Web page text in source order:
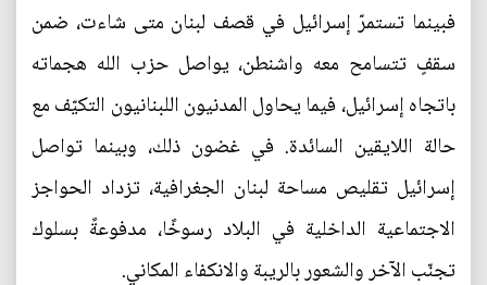
فبينما تستمرّ إسرائيل في قصف لبنان متى شاءت، ضمن
سقفٍ تتسامح معه واشنطن، يواصل حزب الله هجماته
باتجاه إسرائيل، فيما يحاول المدنيون اللبنانيون التكيّف مع
حالة اللايقين السائدة. في غضون ذلك، وبينما تواصل
إسرائيل تقليص مساحة لبنان الجغرافية، تزداد الحواجز
الاجتماعية الداخلية في البلاد رسوخًا، مدفوعةً بسلوك
تجنّب الآخر والشعور بالريبة والانكفاء المكاني.